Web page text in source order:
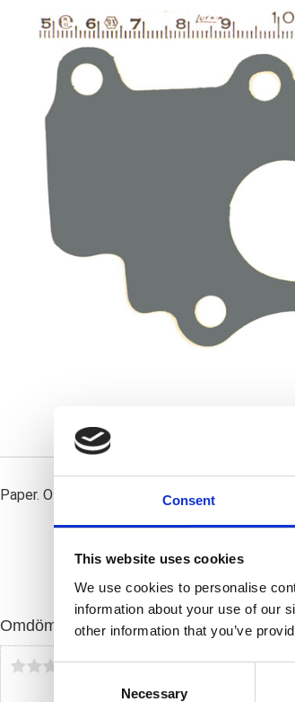
Consent
This website uses cookies
We use cookies to personalise
information about your use of our
other information that you’ve
C
Necessary
Paper. OEM replacement reference 26258-62.
Omdömen
Du